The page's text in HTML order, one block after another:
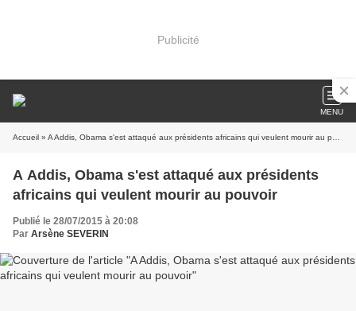
Publicité
MENU
Accueil » A Addis, Obama s'est attaqué aux présidents africains qui veulent mourir au pouvoir
A Addis, Obama s'est attaqué aux présidents
africains qui veulent mourir au pouvoir
Publié le 28/07/2015 à 20:08
Par Arsène SEVERIN